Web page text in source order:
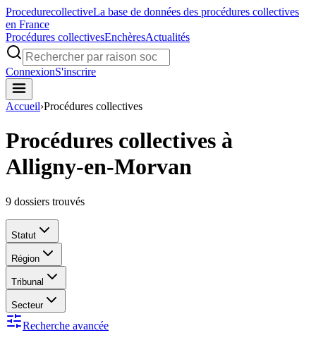
ProcedurecollectiveLa base de données des procédures collectives
en France
Procédures collectivesEnchèresActualités
ConnexionS'inscrire
Accueil›Procédures collectives
Procédures collectives à
Alligny-en-Morvan
9 dossiers trouvés
Statut
Région
Tribunal
Secteur
Recherche avancée